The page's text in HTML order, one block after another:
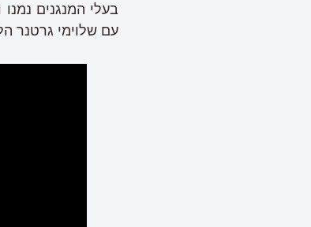
בעלי המנגנים
עם שלוימי גרטנר